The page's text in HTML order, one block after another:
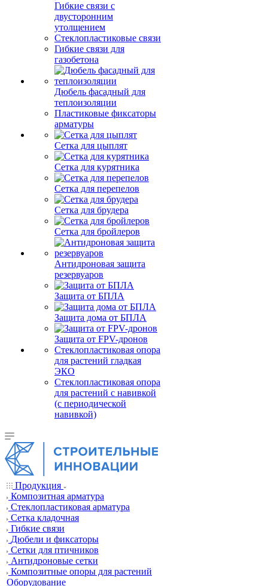
Гибкие связи с
двусторонним
утолщением
Стеклопластиковые связи
Гибкие связи для
газобетона
Дюбель фасадный для
теплоизоляции
Пластиковые фиксаторы
арматуры
Сетка для цыплят
Сетка для курятника
Сетка для перепелов
Сетка для брудера
Сетка для бройлеров
Антидроновая защита
резервуаров
Защита от БПЛА
Защита дома от БПЛА
Защита от FPV-дронов
Стеклопластиковая опора
для растений гладкая
ЭКО
Стеклопластиковая опора
для растений с навивкой
(с периодической
навивкой)
Продукция
Композитная арматура
Cтеклопластиковая арматура
Сетка кладочная
Гибкие связи
Дюбели и фиксаторы
Сетки для птичников
Антидроновые сетки
Композитные опоры для растений
Оборудование